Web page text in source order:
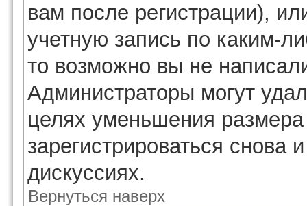
вам после регистрации),
учетную запись по каким-
то возможно вы не
Администраторы могут
целях уменьшения
зарегистрироваться снова
дискуссиях.
Вернуться наверх